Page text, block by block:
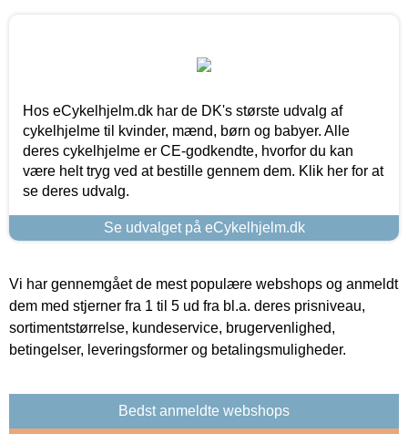
Hos eCykelhjelm.dk har de DK's største udvalg af
cykelhjelme til kvinder, mænd, børn og babyer. Alle
deres cykelhjelme er CE-godkendte, hvorfor du kan
være helt tryg ved at bestille gennem dem. Klik her for at
se deres udvalg.
Se udvalget på eCykelhjelm.dk
Vi har gennemgået de mest populære webshops og anmeldt
dem med stjerner fra 1 til 5 ud fra bl.a. deres prisniveau,
sortimentstørrelse, kundeservice, brugervenlighed,
betingelser, leveringsformer og betalingsmuligheder.
Bedst anmeldte webshops